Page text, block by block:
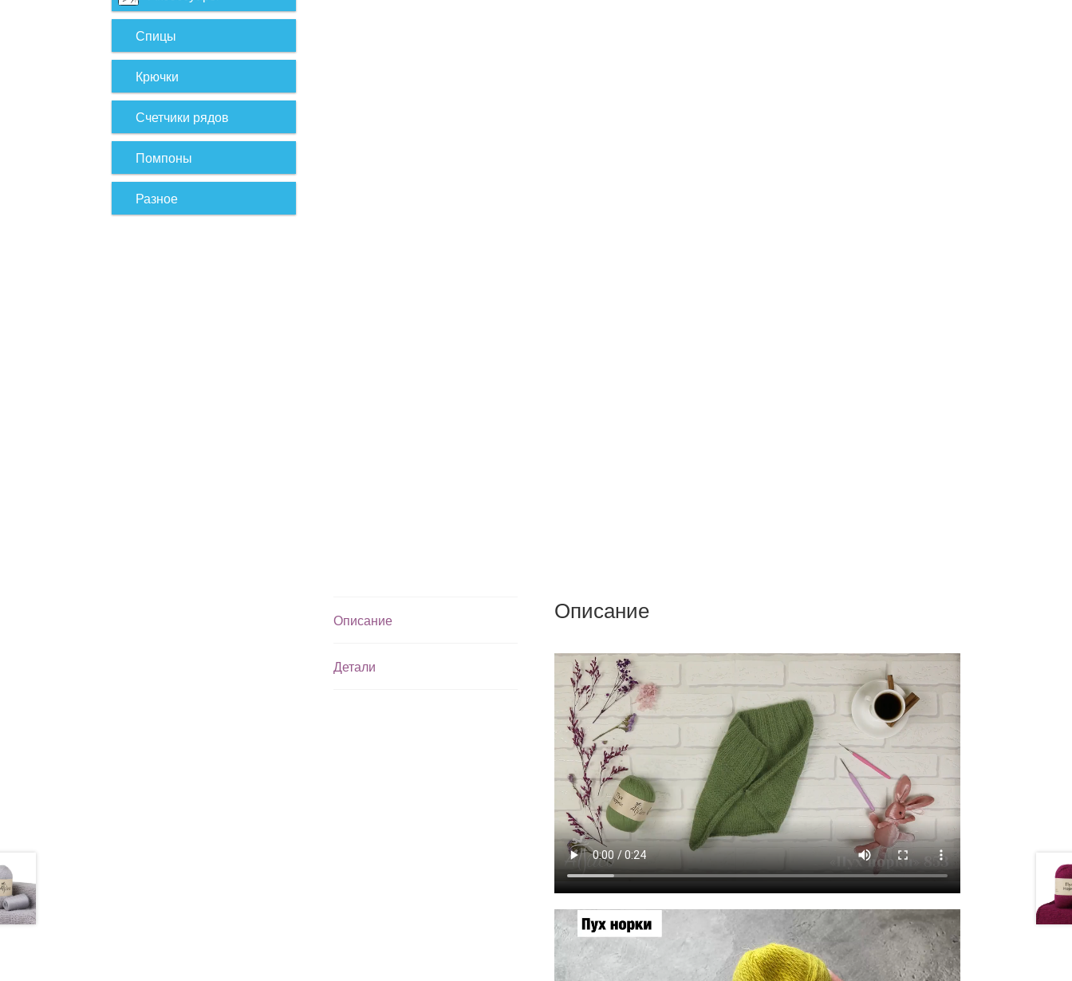
Описание
Детали
Описание
Спицы
Крючки
Счетчики рядов
Помпоны
Разное